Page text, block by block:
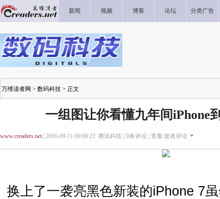
新闻 视频 博客 论坛 分类广告
万维读者网 > 数码科技 > 正文
一组图让你看懂九年间iPhone
www.creaders.net| 2016-09-11 00:08:23 腾讯科技 | 0条评论 | 查看/发表评论
换上了一袭亮黑色新装的iPhone 7